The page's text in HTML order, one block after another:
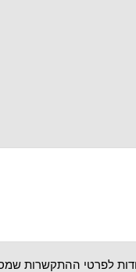
לפרטי ההתקשרות